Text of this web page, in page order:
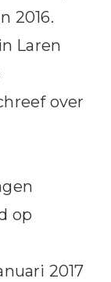
2016.
Laren
over
op
2017